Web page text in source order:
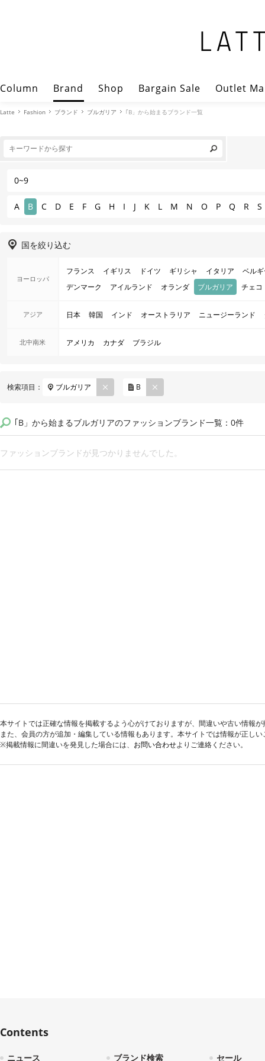
Column Brand Shop Bargain Sale Outlet
Latte Fashion ブランド ブルガリア ｢B」から始まるブランド一覧
0~9
A B C D E F G H I J K L M N O P Q R S
国を絞り込む
ヨーロッパ
フランス イギリス ドイツ ギリシャ イタリア
ベル
デンマーク
アイルランド オランダ ブルガリア チェコ
アジア 日本 韓国 インド オーストラリア ニュージーランド
北中南米 アメリカ カナダ ブラジル
検索項目： ブルガリア
REM
OVE B
REM
OVE
｢B」から始まるブルガリアのファッションブランド一覧：0件
ファッションブランドが見つかりませんでした。
本サイトでは正確な情報を掲載するよう心がけておりますが、間違いや古い情報
また、会員の方が追加・編集している情報もあります。本サイトでは情報が正し
※掲載情報に間違いを発見した場合には、 お問い合わせよりご連絡ください。
Contents
ニュース ブランド検索 セール